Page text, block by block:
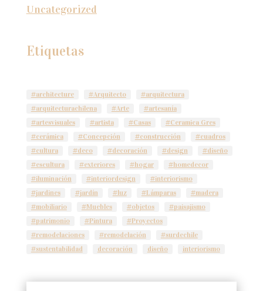
Uncategorized
Etiquetas
#architecture #Arquitecto
#arquitectura
#arquitecturachilena
#Arte
#artesanía
#artesvisuales
#artista #Casas
#Ceramica Gres
#cerámica
#Concepción #construcción
#cuadros
#cultura
#deco #decoración #design
#diseño
#escultura
#exteriores #hogar
#homedecor
#iluminación
#interiordesign
#interiorismo
#jardines
#jardín #luz #Lámparas
#madera
#mobiliario
#Muebles #objetos
#paisajismo
#patrimonio
#Pintura
#Proyectos
#remodelaciones
#remodelación
#surdechile
#sustentabilidad
decoración diseño interiorismo